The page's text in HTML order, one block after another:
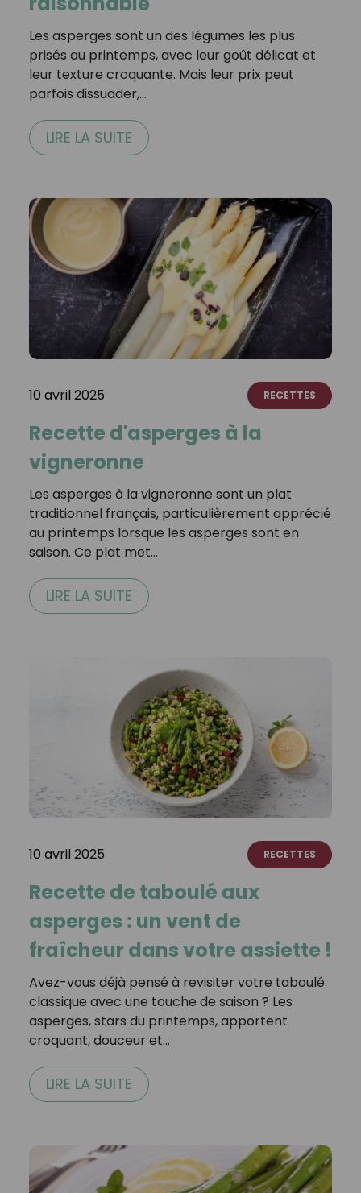
Les asperges sont un des légumes les plus
prisés au printemps, avec leur goût délicat et
leur texture croquante. Mais leur prix peut
parfois dissuader,…
LIRE LA SUITE
10 avril 2025 RECETTES
Recette d'asperges à la
vigneronne
Les asperges à la vigneronne sont un plat
traditionnel français, particulièrement apprécié
au printemps lorsque les asperges sont en
saison. Ce plat met…
LIRE LA SUITE
10 avril 2025 RECETTES
Recette de taboulé aux
asperges : un vent de
fraîcheur dans votre assiette !
Avez-vous déjà pensé à revisiter votre taboulé
classique avec une touche de saison ? Les
asperges, stars du printemps, apportent
croquant, douceur et…
LIRE LA SUITE